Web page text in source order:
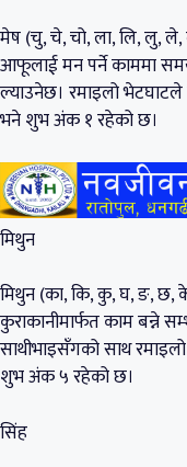
मेष (चु, चे, चो, ला, लि, लु,
आफूलाई मन पर्ने काममा
ल्याउनेछ। रमाइलो
भने शुभ अंक १ रहेको छ।
मिथुन
मिथुन (का, कि, कु, घ, ङ, छ,
कुराकानीमार्फत काम बन्ने
साथीभाइसँगको साथ
शुभ अंक ५ रहेको छ।
सिंह